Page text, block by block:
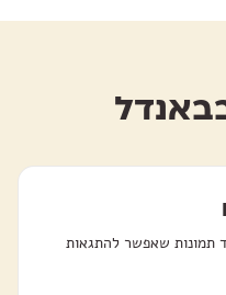
תמונות שאפשר להתגאות